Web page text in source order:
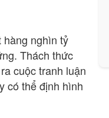
hàng nghìn tỷ
Thách thức
cuộc tranh luận
có thể định hình